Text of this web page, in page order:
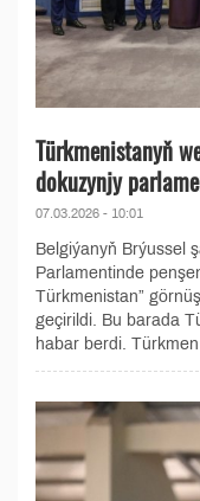
Türkmenistanyň
dokuzynjy
07.03.2026 - 10:01
Belgiýanyň Brýussel
Parlamentinde
Türkmenistan”
geçirildi. Bu barada
habar berdi.